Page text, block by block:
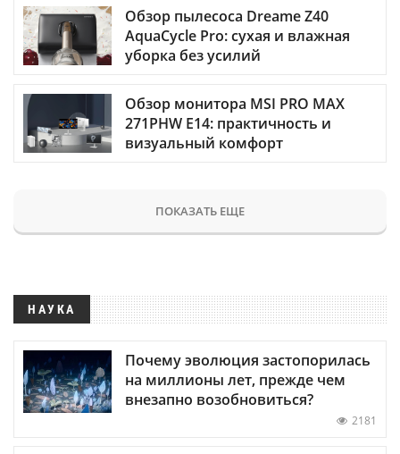
Обзор пылесоса Dreame Z40
AquaCycle Pro: сухая и влажная
уборка без усилий
Обзор монитора MSI PRO MAX
271PHW E14: практичность и
визуальный комфорт
ПОКАЗАТЬ ЕЩЕ
НАУКА
Почему эволюция застопорилась
на миллионы лет, прежде чем
внезапно возобновиться?
2181